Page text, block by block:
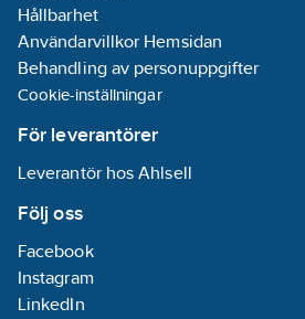
Hållbarhet
Användarvillkor Hemsidan
Behandling av personuppgifter
Cookie-inställningar
För leverantörer
Leverantör hos Ahlsell
Följ oss
Facebook
Instagram
LinkedIn